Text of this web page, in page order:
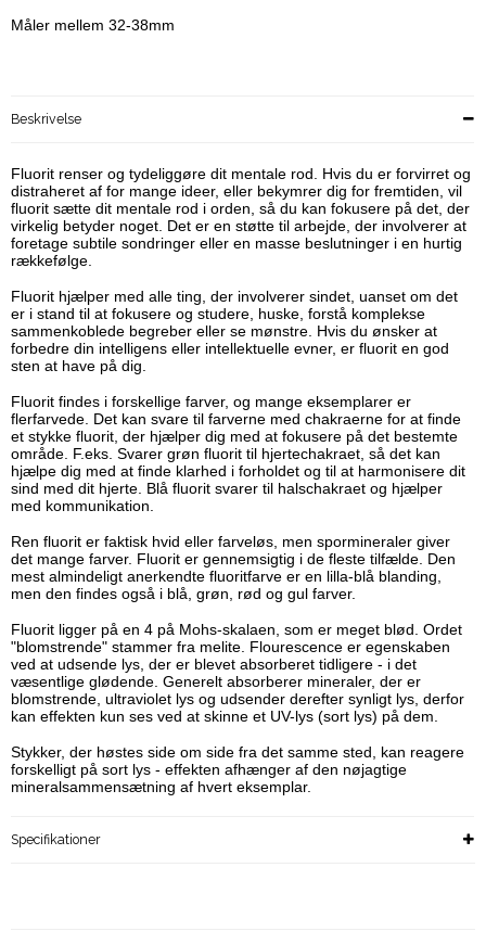
Måler mellem 32-38mm
Beskrivelse
Fluorit renser og tydeliggøre dit mentale rod. Hvis du er forvirret og
distraheret af for mange ideer, eller bekymrer dig for fremtiden, vil
fluorit sætte dit mentale rod i orden, så du kan fokusere på det, der
virkelig betyder noget. Det er en støtte til arbejde, der involverer at
foretage subtile sondringer eller en masse beslutninger i en hurtig
rækkefølge.
Fluorit hjælper med alle ting, der involverer sindet, uanset om det
er i stand til at fokusere og studere, huske, forstå komplekse
sammenkoblede begreber eller se mønstre. Hvis du ønsker at
forbedre din intelligens eller intellektuelle evner, er fluorit en god
sten at have på dig.
Fluorit findes i forskellige farver, og mange eksemplarer er
flerfarvede. Det kan svare til farverne med chakraerne for at finde
et stykke fluorit, der hjælper dig med at fokusere på det bestemte
område. F.eks. Svarer grøn fluorit til hjertechakraet, så det kan
hjælpe dig med at finde klarhed i forholdet og til at harmonisere dit
sind med dit hjerte. Blå fluorit svarer til halschakraet og hjælper
med kommunikation.
Ren fluorit er faktisk hvid eller farveløs, men spormineraler giver
det mange farver. Fluorit er gennemsigtig i de fleste tilfælde. Den
mest almindeligt anerkendte fluoritfarve er en lilla-blå blanding,
men den findes også i blå, grøn, rød og gul farver.
Fluorit ligger på en 4 på Mohs-skalaen, som er meget blød. Ordet
"blomstrende" stammer fra melite. Flourescence er egenskaben
ved at udsende lys, der er blevet absorberet tidligere - i det
væsentlige glødende. Generelt absorberer mineraler, der er
blomstrende, ultraviolet lys og udsender derefter synligt lys, derfor
kan effekten kun ses ved at skinne et UV-lys (sort lys) på dem.
Stykker, der høstes side om side fra det samme sted, kan reagere
forskelligt på sort lys - effekten afhænger af den nøjagtige
mineralsammensætning af hvert eksemplar.
Specifikationer